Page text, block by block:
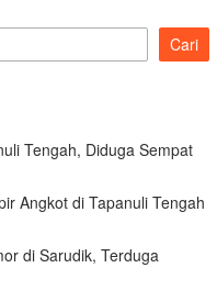
Cari
Tengah, Diduga Sempat
Angkot di Tapanuli Tengah
di Sarudik, Terduga